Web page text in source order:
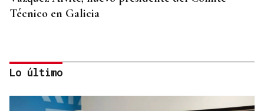
Técnico en Galicia
Lo último